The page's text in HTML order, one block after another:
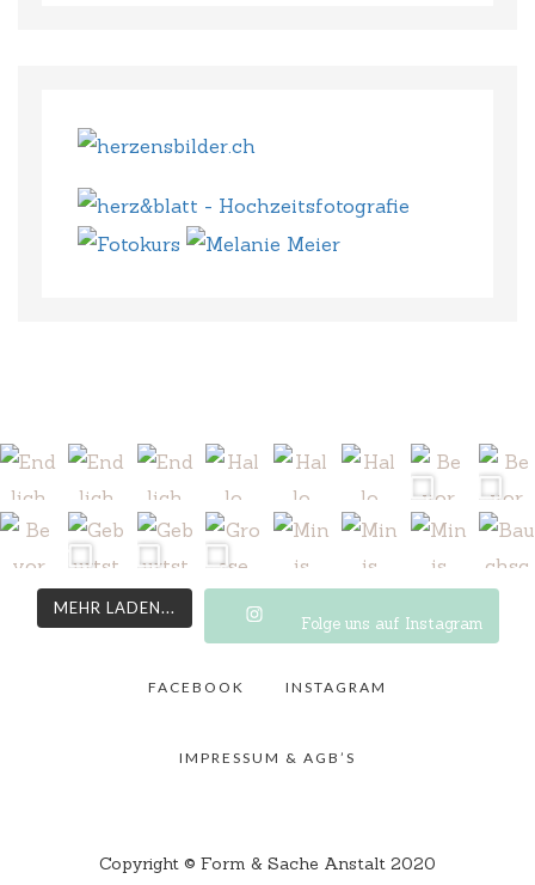
MEHR LADEN...
Folge uns auf Instagram
FACEBOOK INSTAGRAM
IMPRESSUM & AGB’S
Copyright © Form & Sache Anstalt 2020